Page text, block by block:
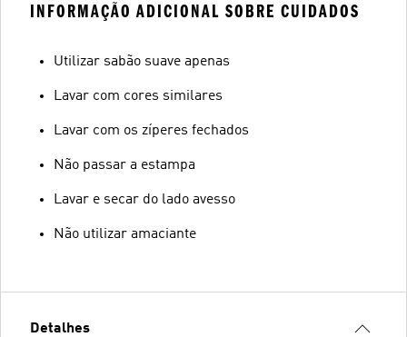
INFORMAÇÃO ADICIONAL SOBRE CUIDADOS
Utilizar sabão suave apenas
Lavar com cores similares
Lavar com os zíperes fechados
Não passar a estampa
Lavar e secar do lado avesso
Não utilizar amaciante
Detalhes